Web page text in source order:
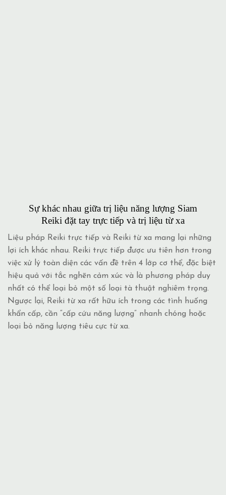
Sự khác nhau giữa trị liệu năng lượng Siam
Reiki đặt tay trực tiếp và trị liệu từ xa
Liệu pháp Reiki trực tiếp và Reiki từ xa mang lại những
lợi ích khác nhau. Reiki trực tiếp được ưu tiên hơn trong
việc xử lý toàn diện các vấn đề trên 4 lớp cơ thể, đặc biệt
hiệu quả với tắc nghẽn cảm xúc và là phương pháp duy
nhất có thể loại bỏ một số loại tà thuật nghiêm trọng.
Ngược lại, Reiki từ xa rất hữu ích trong các tình huống
khẩn cấp, cần “cấp cứu năng lượng” nhanh chóng hoặc
loại bỏ năng lượng tiêu cực từ xa.